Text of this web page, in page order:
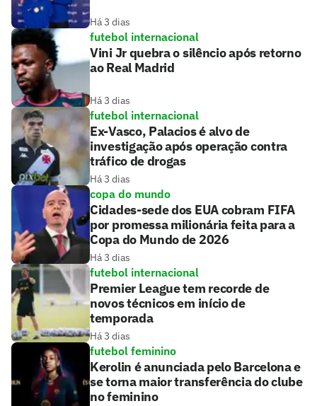
Há 3 dias
futebol internacional
Vini Jr quebra o silêncio após retorno
ao Real Madrid
Há 3 dias
futebol internacional
Ex-Vasco, Palacios é alvo de
investigação após operação contra
tráfico de drogas
Há 3 dias
copa do mundo
Cidades-sede dos EUA cobram FIFA
por promessa milionária feita para a
Copa do Mundo de 2026
Há 3 dias
futebol internacional
Premier League tem recorde de
novos técnicos em início de
temporada
Há 3 dias
futebol feminino
Kerolin é anunciada pelo Barcelona e
se torna maior transferência do clube
no feminino